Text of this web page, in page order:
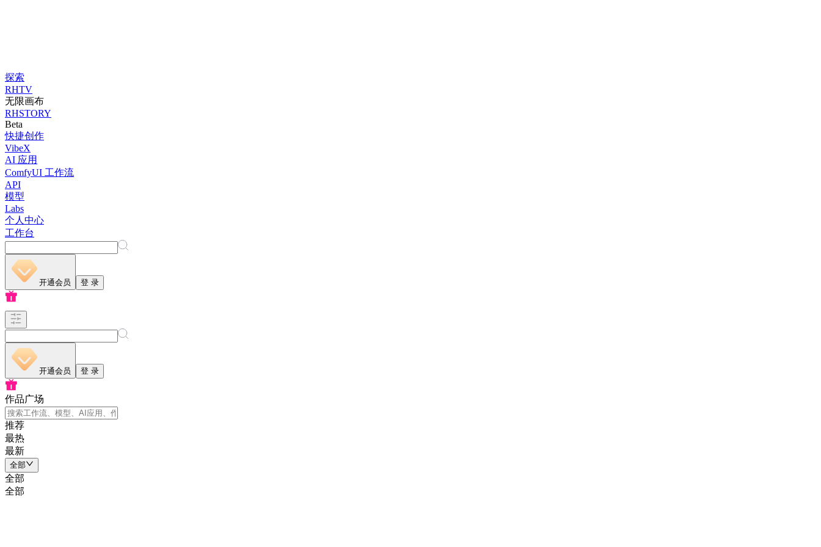
探索
RHTV
无限画布
RHSTORY
Beta
快捷创作
VibeX
AI 应用
ComfyUI 工作流
API
模型
Labs
个人中心
工作台
开通会员 登 录
开通会员 登 录
作品广场
推荐
最热
最新
全部
全部
全部